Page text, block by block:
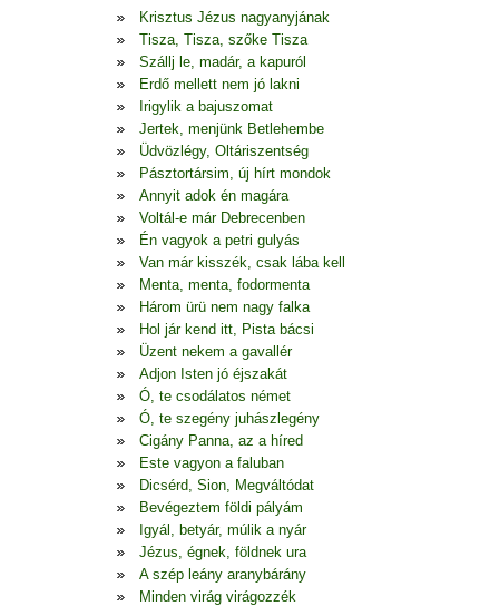
Krisztus Jézus nagyanyjának
Tisza, Tisza, szőke Tisza
Szállj le, madár, a kapuról
Erdő mellett nem jó lakni
Irigylik a bajuszomat
Jertek, menjünk Betlehembe
Üdvözlégy, Oltáriszentség
Pásztortársim, új hírt mondok
Annyit adok én magára
Voltál-e már Debrecenben
Én vagyok a petri gulyás
Van már kisszék, csak lába kell
Menta, menta, fodormenta
Három ürü nem nagy falka
Hol jár kend itt, Pista bácsi
Üzent nekem a gavallér
Adjon Isten jó éjszakát
Ó, te csodálatos német
Ó, te szegény juhászlegény
Cigány Panna, az a híred
Este vagyon a faluban
Dicsérd, Sion, Megváltódat
Bevégeztem földi pályám
Igyál, betyár, múlik a nyár
Jézus, égnek, földnek ura
A szép leány aranybárány
Minden virág virágozzék